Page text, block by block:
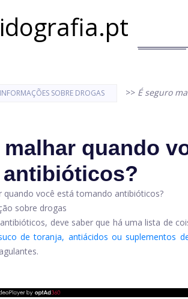
INFORMAÇÕES SOBRE DROGAS >> É seguro
quando
sobre drogas
deve saber que há uma lista de
de toranja, antiácidos ou suplementos